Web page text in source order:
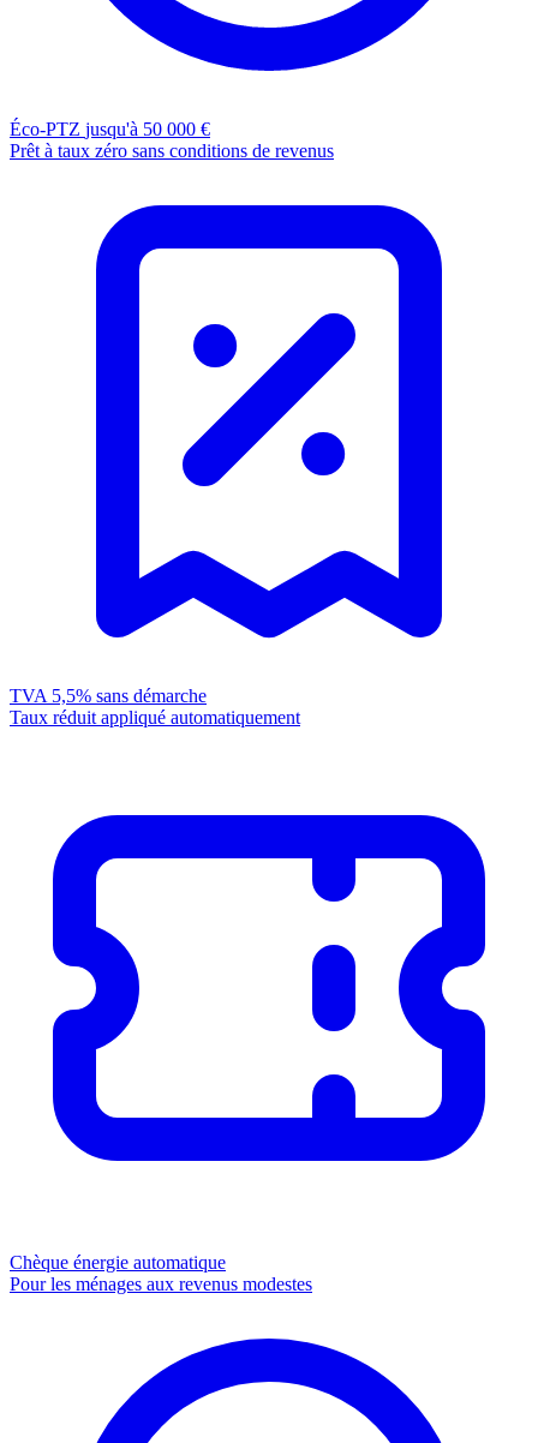
Éco-PTZ jusqu'à 50 000 €
Prêt à taux zéro sans conditions de revenus
TVA 5,5% sans démarche
Taux réduit appliqué automatiquement
Chèque énergie automatique
Pour les ménages aux revenus modestes